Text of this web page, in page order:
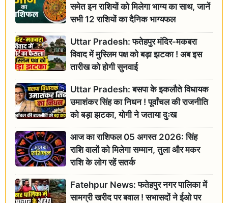
समेत इन राशियों को मिलेगा भाग्य का साथ, जानें
सभी 12 राशियों का दैनिक भाग्यफल
Uttar Pradesh: फतेहपुर मंदिर-मकबरा
विवाद में मुस्लिम पक्ष को बड़ा झटका ! अब इस
तारीख को होगी सुनवाई
Uttar Pradesh: बसपा के इकलौते विधायक
उमाशंकर सिंह का निधन ! पूर्वांचल की राजनीति
को बड़ा झटका, योगी ने जताया दुःख
आज का राशिफल 05 अगस्त 2026: सिंह
राशि वालों को मिलेगा सम्मान, तुला और मकर
राशि के लोग रहें सतर्क
Fatehpur News: फतेहपुर नगर पालिका में
सामग्री खरीद पर बवाल ! सभासदों ने ईओ पर